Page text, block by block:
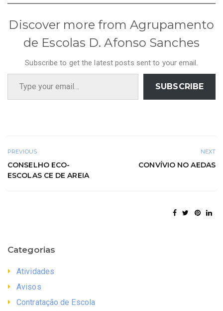
Discover more from Agrupamento
de Escolas D. Afonso Sanches
Subscribe to get the latest posts sent to your email.
Type your email…
SUBSCRIBE
PREVIOUS
CONSELHO ECO-
ESCOLAS CE DE AREIA
NEXT
CONVÍVIO NO AEDAS
Categorias
Atividades
Avisos
Contratação de Escola